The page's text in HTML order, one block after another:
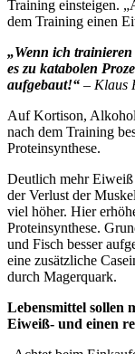
Training einsteigen.
dem Training einen
„Wenn ich trainieren
es zu katabolen
aufgebaut!“ – Klaus
Auf Kortison,
nach dem Training
Proteinsynthese.
Deutlich mehr Eiweiß
der Verlust der
viel höher. Hier
Proteinsynthese.
und Fisch besser
eine zusätzliche
durch Magerquark.
Lebensmittel sollen
Eiweiß- und einen